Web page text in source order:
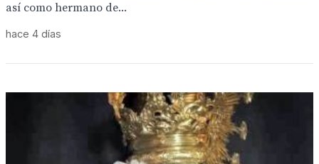
así como hermano de...
hace 4 días